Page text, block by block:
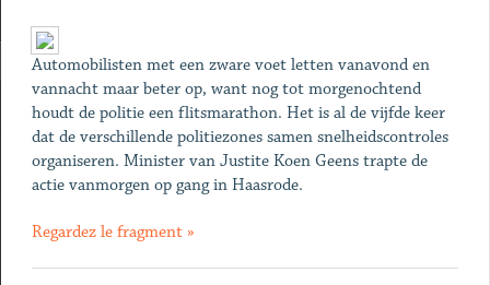
Automobilisten met een zware voet letten vanavond en
vannacht maar beter op, want nog tot morgenochtend
houdt de politie een flitsmarathon. Het is al de vijfde keer
dat de verschillende politiezones samen snelheidscontroles
organiseren. Minister van Justite Koen Geens trapte de
actie vanmorgen op gang in Haasrode.
Regardez le fragment »